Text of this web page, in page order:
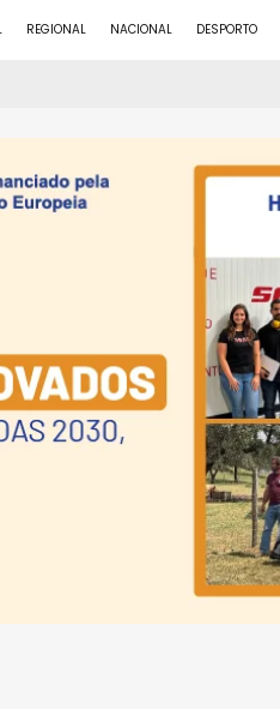
REGIONAL NACIONAL DESPORTO